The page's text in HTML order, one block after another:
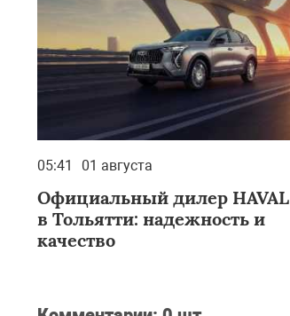
05:41 01 августа
Официальный дилер HAVAL
в Тольятти: надежность и
качество